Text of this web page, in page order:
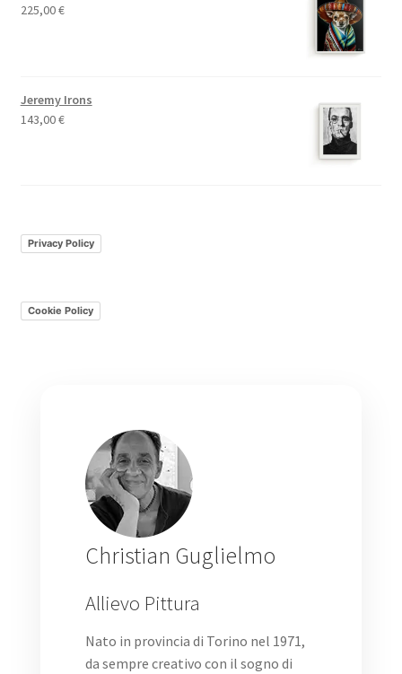
225,00€
Jeremy Irons
143,00€
Privacy Policy
Cookie Policy
Christian Guglielmo
Allievo Pittura
Nato in provincia di Torino nel 1971,
da sempre creativo con il sogno di